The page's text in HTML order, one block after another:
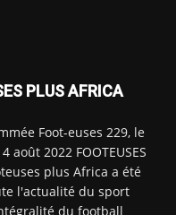
PLUS AFRICA
Foot-euses 229, le
2022 FOOTEUSES
plus Africa a été
l'actualité du sport
du football